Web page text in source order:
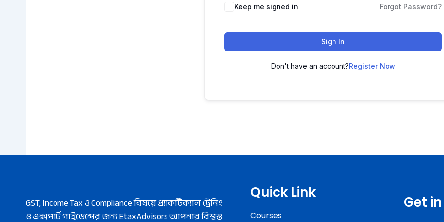
Keep me signed in Forgot Password?
Sign In
Don't have an account?Register Now
GST, Income Tax ও Compliance বিষয়ে প্র্যাকটিক্যাল ট্রেনিং
ও এক্সপার্ট গাইডেন্সের জন্য EtaxAdvisors আপনার বিশ্বস্ত
Quick Link
Courses
Get